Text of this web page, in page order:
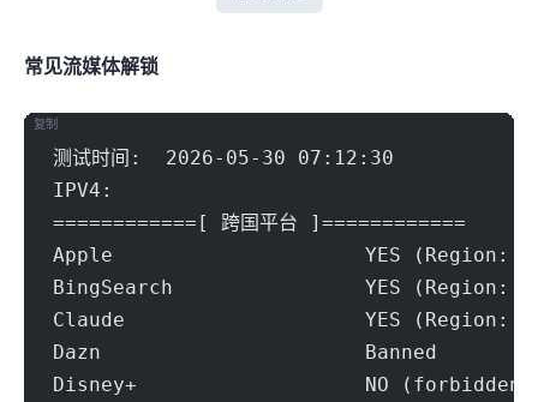
常见流媒体解锁
测试时间:  2026-05-30 07:12:30
IPV4:
============[ 跨国平台 ]============
Apple                     YES (Region:
BingSearch                YES (Region:
Claude                    YES (Region:
Dazn                      Banned
Disney+                   NO (forbidden-
复制